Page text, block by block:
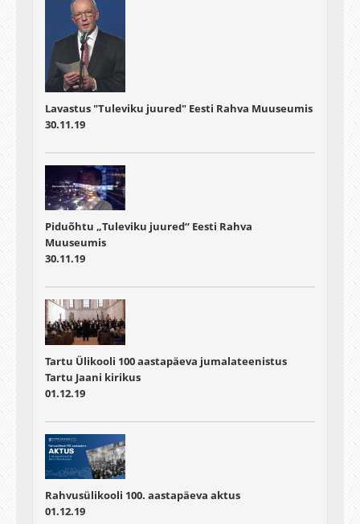
Lavastus "Tuleviku juured" Eesti Rahva Muuseumis
30.11.19
Piduõhtu „Tuleviku juured“ Eesti Rahva
Muuseumis
30.11.19
Tartu Ülikooli 100 aastapäeva jumalateenistus
Tartu Jaani kirikus
01.12.19
Rahvusülikooli 100. aastapäeva aktus
01.12.19